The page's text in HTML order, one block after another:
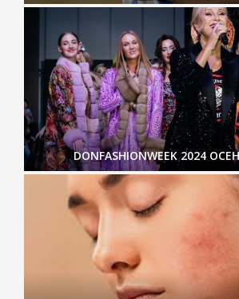
DONFASHIONWEEK 2024